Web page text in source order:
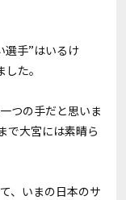
選手”はいるけ
た。
つの手だと思いま
で大宮には素晴ら
、いまの日本のサ